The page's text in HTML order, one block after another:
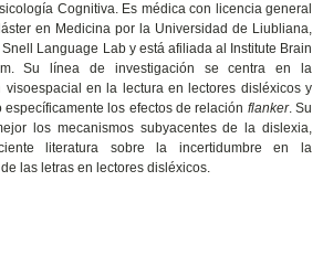
Cognitiva. Es médica con licencia general
en Medicina por la Universidad de Liubliana,
Language Lab y está afiliada al Institute Brain
Su línea de investigación se centra en la
en la lectura en lectores disléxicos y
los efectos de relación flanker. Su
los mecanismos subyacentes de la dislexia,
literatura sobre la incertidumbre en la
las letras en lectores disléxicos.